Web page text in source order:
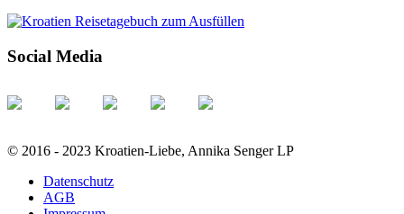
Social Media
© 2016 - 2023 Kroatien-Liebe, Annika Senger LP
Datenschutz
AGB